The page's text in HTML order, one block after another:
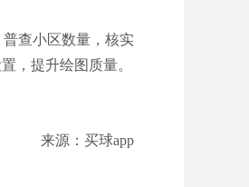
查小区数量，核实
，提升绘图质量。
来源：买球app